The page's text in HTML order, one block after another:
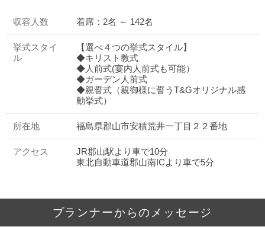
収容人数 着席：2名 ～ 142名
挙式スタイ
ル
【選べ４つの挙式スタイル】
◆キリスト教式
◆人前式(宴内人前式も可能）
◆ガーデン人前式
◆親誓式（親御様に誓うT&Gオリジナル感
動挙式）
所在地 福島県郡山市安積荒井一丁目２２番地
アクセス
JR郡山駅より車で10分
東北自動車道郡山南ICより車で5分
プランナーからのメッセージ